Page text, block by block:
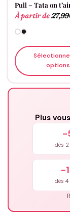
Pull – Tata on
À partir de27,99
options
Plus
-
dès
-
dès